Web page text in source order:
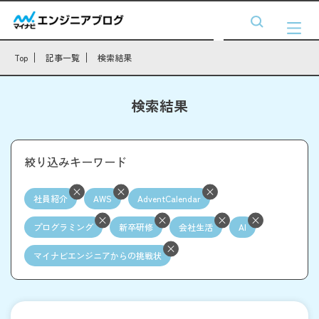
Top 記事一覧 検索結果
検索結果
絞り込みキーワード
社員紹介 AWS AdventCalendar
プログラミング 新卒研修 会社生活 AI
マイナビエンジニアからの挑戦状